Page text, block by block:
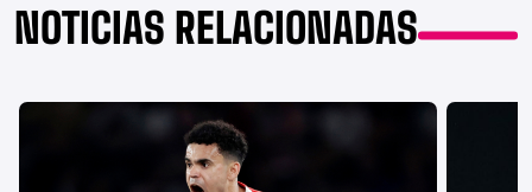
NOTICIAS RELACIONADAS